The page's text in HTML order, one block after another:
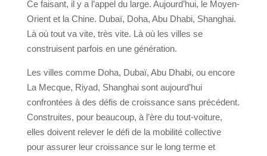
Ce faisant, il y a l’appel du large. Aujourd’hui, le Moyen-
Orient et la Chine. Dubaï, Doha, Abu Dhabi, Shanghai.
Là où tout va vite, très vite. Là où les villes se
construisent parfois en une génération.
Les villes comme Doha, Dubaï, Abu Dhabi, ou encore
La Mecque, Riyad, Shanghai sont aujourd’hui
confrontées à des défis de croissance sans précédent.
Construites, pour beaucoup, à l’ère du tout-voiture,
elles doivent relever le défi de la mobilité collective
pour assurer leur croissance sur le long terme et